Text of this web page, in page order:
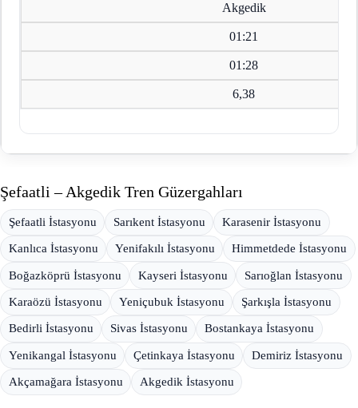
Akgedik
01:21
01:28
6,38
Şefaatli – Akgedik Tren Güzergahları
Şefaatli İstasyonu Sarıkent İstasyonu Karasenir İstasyonu
Kanlıca İstasyonu Yenifakılı İstasyonu Himmetdede İstasyonu
Boğazköprü İstasyonu Kayseri İstasyonu Sarıoğlan İstasyonu
Karaözü İstasyonu Yeniçubuk İstasyonu Şarkışla İstasyonu
Bedirli İstasyonu Sivas İstasyonu Bostankaya İstasyonu
Yenikangal İstasyonu Çetinkaya İstasyonu Demiriz İstasyonu
Akçamağara İstasyonu Akgedik İstasyonu